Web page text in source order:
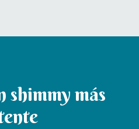
shimmy más